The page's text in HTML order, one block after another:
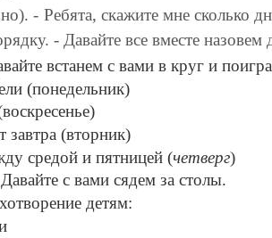
- Ребята, скажите мне сколько
- Давайте все вместе
встанем с вами в круг и
(понедельник)
завтра (вторник)
средой и пятницей (четверг)
с вами сядем за столы.
детям: